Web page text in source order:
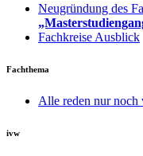
Neugründung des
Fachkreise Ausblick
Fachthema
Alle reden nur
ivw